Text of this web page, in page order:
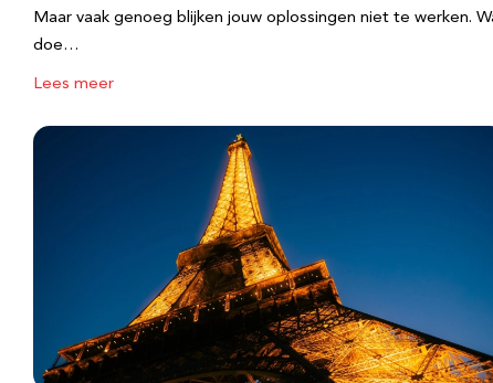
Maar vaak genoeg blijken jouw oplossingen niet te werken.
doe…
Lees meer